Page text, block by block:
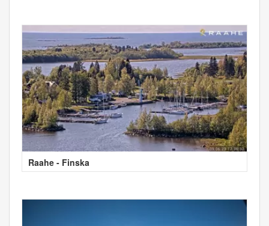
Raahe - Finska